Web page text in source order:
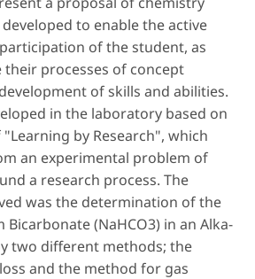
to enable the active
of the student, as
processes of concept
of skills and abilities.
in the laboratory based on
by Research", which
an experimental problem of
a research process. The
was the determination of the
(NaHCO3) in an Alka-
two different methods; the
and the method for gas